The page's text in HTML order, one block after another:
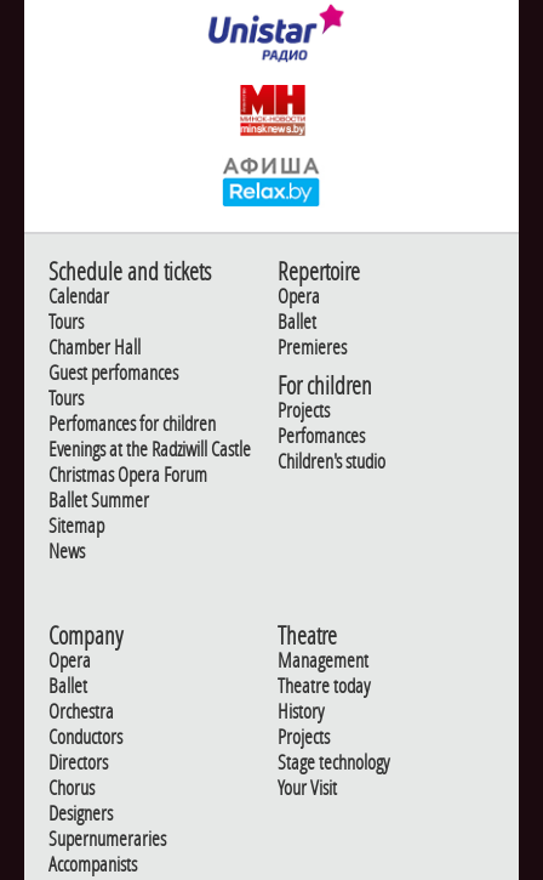
Schedule and tickets
Calendar
Tours
Chamber Hall
Guest perfomances
Tours
Perfomances for children
Evenings at the Radziwill Castle
Christmas Opera Forum
Ballet Summer
Sitemap
News
Repertoire
Opera
Ballet
Premieres
For children
Projects
Perfomances
Children's studio
Company
Opera
Ballet
Orchestra
Conductors
Directors
Chorus
Designers
Supernumeraries
Accompanists
Theatre
Management
Theatre today
History
Projects
Stage technology
Your Visit